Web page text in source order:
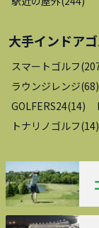
大手インドア
スマートゴルフ(
ラウンジレンジ(68)
GOLFERS24(14)
トナリノゴルフ(14)